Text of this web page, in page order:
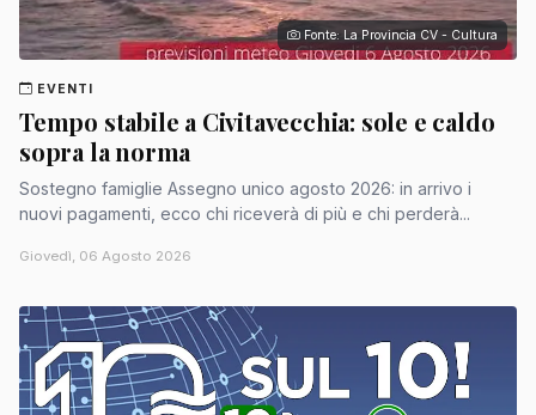
Fonte: La Provincia CV - Cultura
EVENTI
Tempo stabile a Civitavecchia: sole e caldo
sopra la norma
Sostegno famiglie Assegno unico agosto 2026: in arrivo i
nuovi pagamenti, ecco chi riceverà di più e chi perderà...
Giovedì, 06 Agosto 2026